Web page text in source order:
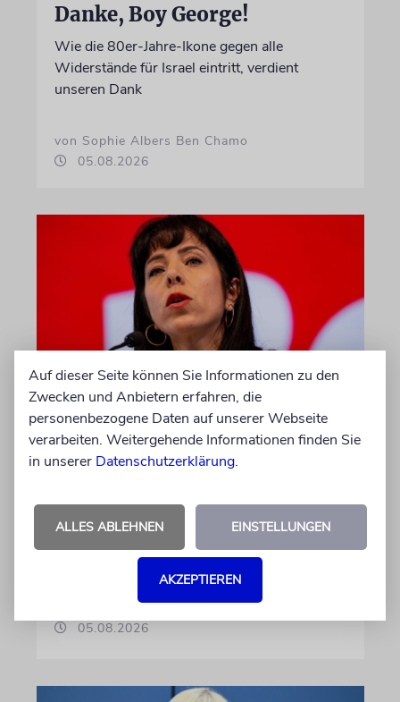
Danke, Boy George!
Wie die 80er-Jahre-Ikone gegen alle
Widerstände für Israel eintritt, verdient
unseren Dank
von Sophie Albers Ben Chamo
05.08.2026
WAHL ZUM ABGEORDNETENHAUS
Umfrage: Linke in Berlin auf
Platz eins
Landesparlament statt. Würde schon am
Sonntag gewählt, bekäme die Linke einer
Umfrage zufolge die größte Zustimmung.
Doch das Rennen ist knapp
05.08.2026
Auf dieser Seite können Sie Informationen zu den
Zwecken und Anbietern erfahren, die
personenbezogene Daten auf unserer Webseite
verarbeiten. Weitergehende Informationen finden Sie
in unserer Datenschutzerklärung.
ALLES ABLEHNEN EINSTELLUNGEN
AKZEPTIEREN